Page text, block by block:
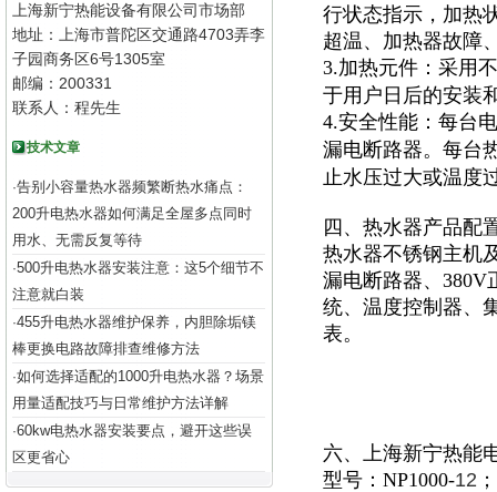
上海新宁热能设备有限公司市场部
地址：上海市普陀区交通路4703弄李
子园商务区6号1305室
邮编：200331
联系人：程先生
技术文章
·告别小容量热水器频繁断热水痛点：
200升电热水器如何满足全屋多点同时
用水、无需反复等待
·500升电热水器安装注意：这5个细节不
注意就白装
·455升电热水器维护保养，内胆除垢镁
棒更换电路故障排查维修方法
·如何选择适配的1000升电热水器？场景
用量适配技巧与日常维护方法详解
·60kw电热水器安装要点，避开这些误
区更省心
行状态指示，加热
超温、加热器故障
3.加热元件：采用
于用户日后的安装
4.安全性能：每台
漏电断路器。每台
止水压过大或温度
四、热水器产品配
热水器不锈钢主机
漏电断路器、380V
统、温度控制器、
表。
六、上海新宁热能
型号：NP1000-12